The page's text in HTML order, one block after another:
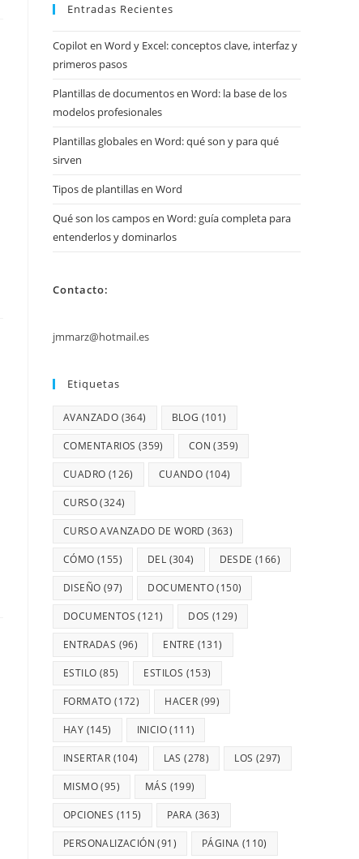
Entradas Recientes
Copilot en Word y Excel: conceptos clave, interfaz y
primeros pasos
Plantillas de documentos en Word: la base de los
modelos profesionales
Plantillas globales en Word: qué son y para qué
sirven
Tipos de plantillas en Word
Qué son los campos en Word: guía completa para
entenderlos y dominarlos
Contacto:
jmmarz@hotmail.es
Etiquetas
AVANZADO (364) BLOG (101)
COMENTARIOS (359) CON (359)
CUADRO (126) CUANDO (104)
CURSO(324)
CURSO AVANZADO DE WORD (363)
CÓMO (155) DEL (304) DESDE (166)
DISEÑO (97) DOCUMENTO(150)
DOCUMENTOS (121) DOS (129)
ENTRADAS (96) ENTRE (131)
ESTILO (85) ESTILOS (153)
FORMATO (172) HACER (99)
HAY (145) INICIO(111)
INSERTAR (104) LAS (278) LOS (297)
MISMO(95) MÁS (199)
OPCIONES (115) PARA (363)
PERSONALIZACIÓN (91) PÁGINA (110)